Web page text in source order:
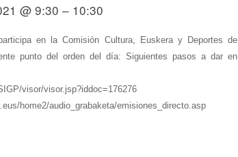
@ 9:30 – 10:30
en la Comisión Cultura, Euskera y Deportes de
punto del orden del día: Siguientes pasos a dar en
visor/visor.jsp?iddoc=176276
home2/audio_grabaketa/emisiones_directo.asp